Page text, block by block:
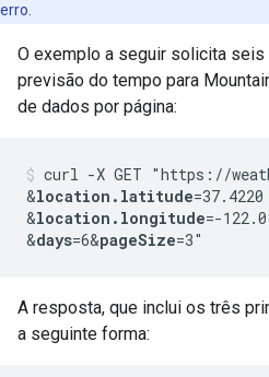
erro.
O exemplo a seguir solicita
previsão do tempo para
de dados por página:
curl -X GET "https://
&location.latitude=37.4220
&location.longitude=-
&days=6&pageSize=3"
A resposta, que inclui os três
a seguinte forma: